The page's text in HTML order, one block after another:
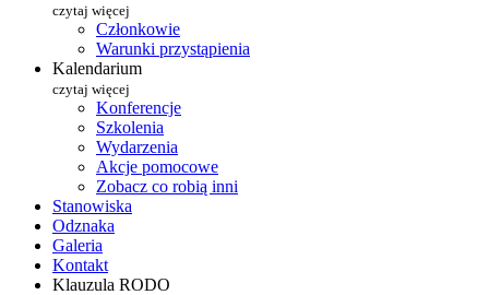
czytaj więcej
Członkowie
Warunki przystąpienia
Kalendarium
czytaj więcej
Konferencje
Szkolenia
Wydarzenia
Akcje pomocowe
Zobacz co robią inni
Stanowiska
Odznaka
Galeria
Kontakt
Klauzula RODO